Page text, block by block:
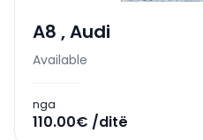
A8 ,Audi
Available
nga
110.00€ /ditë